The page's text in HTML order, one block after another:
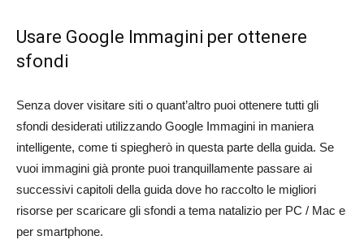
Usare Google Immagini per ottenere
sfondi
Senza dover visitare siti o quant’altro puoi ottenere tutti gli
sfondi desiderati utilizzando Google Immagini in maniera
intelligente, come ti spiegherò in questa parte della guida. Se
vuoi immagini già pronte puoi tranquillamente passare ai
successivi capitoli della guida dove ho raccolto le migliori
risorse per scaricare gli sfondi a tema natalizio per PC / Mac e
per smartphone.